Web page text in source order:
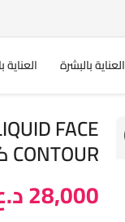
العناية بالبشرة
FACE
CONTOUR كونتور للوجه من بوبا
28,000 د.ع